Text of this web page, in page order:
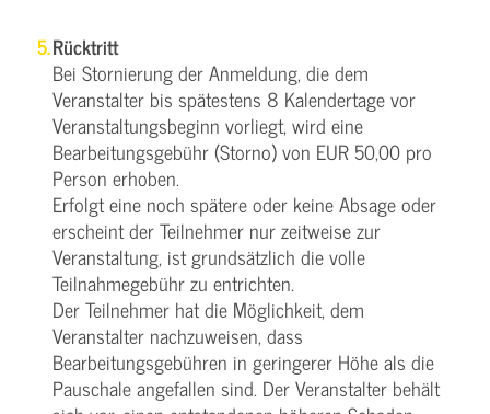
Rücktritt
Bei Stornierung der Anmeldung, die dem
Veranstalter bis spätestens 8 Kalendertage vor
Veranstaltungsbeginn vorliegt, wird eine
Bearbeitungsgebühr (Storno) von EUR 50,00 pro
Person erhoben.
Erfolgt eine noch spätere oder keine Absage oder
erscheint der Teilnehmer nur zeitweise zur
Veranstaltung, ist grundsätzlich die volle
Teilnahmegebühr zu entrichten.
Der Teilnehmer hat die Möglichkeit, dem
Veranstalter nachzuweisen, dass
Bearbeitungsgebühren in geringerer Höhe als die
Pauschale angefallen sind. Der Veranstalter behält